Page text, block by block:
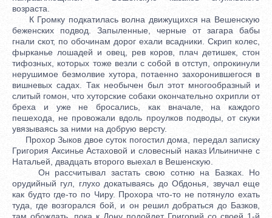
возраста.
К Громку подкатилась волна движущихся на Вешенскую
беженских подвод. Запыленные, черные от загара бабы
гнали скот, по обочинам дорог ехали всадники. Скрип колес,
фырканье лошадей и овец, рев коров, плач детишек, стон
тифозных, которых тоже везли с собой в отступ, опрокинули
нерушимое безмолвие хутора, потаенно захоронившегося в
вишневых садах. Так необычен был этот многообразный и
слитый гомон, что хуторские собаки окончательно охрипли от
бреха и уже не бросались, как вначале, на каждого
пешехода, не провожали вдоль проулков подводы, от скуки
увязываясь за ними на добрую версту.
Прохор Зыков двое суток погостил дома, передал записку
Григория Аксинье Астаховой и словесный наказ Ильиничне с
Натальей, двадцать второго выехал в Вешенскую.
Он рассчитывал застать свою сотню на Базках. Но
орудийный гул, глухо докатываясь до Обдонья, звучал еще
как будто где-то по Чиру. Прохора что-то не потянуло ехать
туда, где возгорался бой, и он решил добраться до Базков,
там обождать, пока к Дону подойдет Григорий со своей 1-й